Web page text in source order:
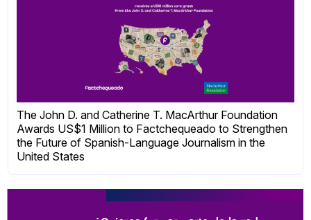
The John D. and Catherine T. MacArthur Foundation
Awards US$1 Million to Factchequeado to Strengthen
the Future of Spanish-Language Journalism in the
United States